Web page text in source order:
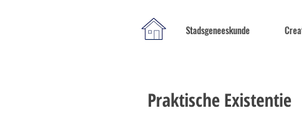
Stadsgeneeskunde
Praktische Existentie